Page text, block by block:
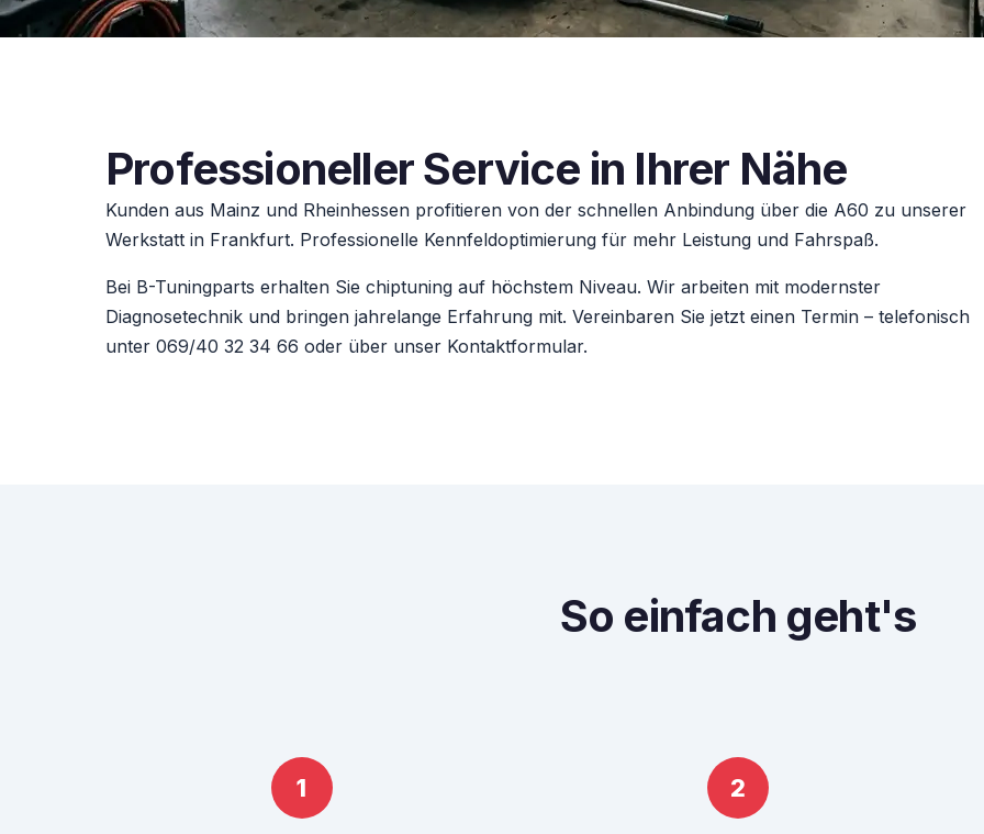
Professioneller Service in Ihrer Nähe
Kunden aus Mainz und Rheinhessen profitieren von der schnellen Anbindung über die A60 zu unserer
Werkstatt in Frankfurt. Professionelle Kennfeldoptimierung für mehr Leistung und Fahrspaß.
Bei B-Tuningparts erhalten Sie chiptuning auf höchstem Niveau. Wir arbeiten mit modernster
Diagnosetechnik und bringen jahrelange Erfahrung mit. Vereinbaren Sie jetzt einen Termin – telefonisch
unter 069/40 32 34 66 oder über unser Kontaktformular.
So einfach geht's